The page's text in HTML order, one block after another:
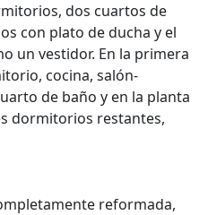
dos cuartos de
con plato de ducha y el
un vestidor. En la primera
cocina, salón-
de baño y en la planta
dormitorios restantes,
reformada,